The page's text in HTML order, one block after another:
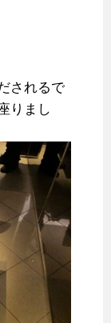
されるで
りまし